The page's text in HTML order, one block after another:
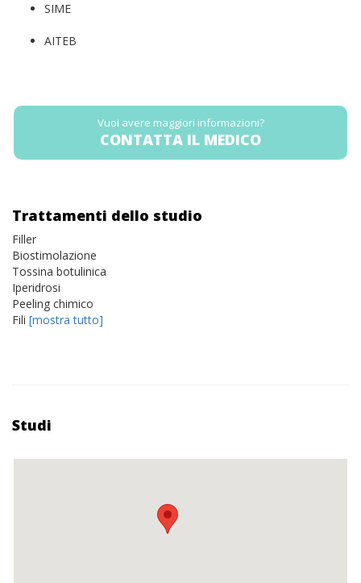
SIME
AITEB
Vuoi avere maggiori informazioni?
CONTATTA IL MEDICO
Trattamenti dello studio
Filler
Biostimolazione
Tossina botulinica
Iperidrosi
Peeling chimico
Fili [mostra tutto]
Studi